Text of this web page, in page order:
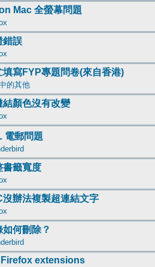
Mac 全螢幕問題
錯誤
填寫FYP專題問卷(來自香港)
的其他
結顏色沒有改變
電郵問題
書籤寬度
辦法複製超連結文字
何刪除？
extensions